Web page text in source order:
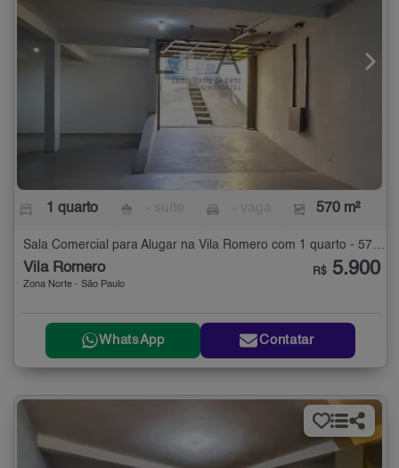
1 quarto 570 m²
Sala Comercial para Alugar na Vila Romero com 1 quarto - 570 m²
Vila Romero
Zona Norte - São Paulo
R$ 5.900
WhatsApp Contatar